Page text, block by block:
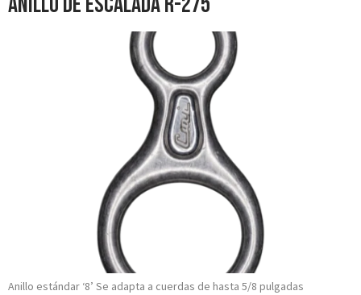
Anillo estándar ‘8’ Se adapta a cuerdas de hasta 5/8 pulgadas